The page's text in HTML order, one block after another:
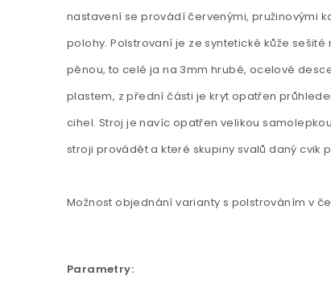
nastavení se provádí červenými, pružinovými
polohy. Polstrovaní je ze syntetické kůže sešité
pěnou, to celé ja na 3mm hrubé, ocelové
plastem, z přední části je kryt opatřen
cihel. Stroj je navíc opatřen velikou
stroji provádět a které skupiny svalů daný cvik
Možnost objednání varianty s polstrováním v
Parametry: